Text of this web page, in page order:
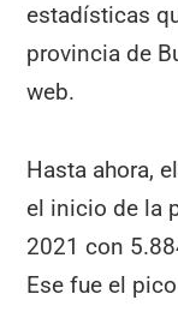
estadísticas
provincia de
web.
Hasta ahora,
el inicio de la
2021 con
Ese fue el